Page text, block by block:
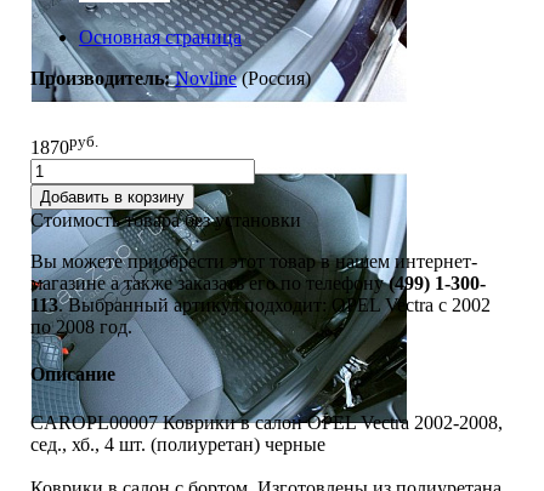
Основная страница
Производитель: Novline(Россия)
1870руб.
Добавить в корзину
Стоимость товара без установки
Вы можете приобрести этот товар в нашем интернет-
магазине а также заказать его по телефону(499) 1-300-
113. Выбранный артикул подходит: OPEL Vectra c 2002
по 2008 год.
Описание
CAROPL00007 Коврики в салон OPEL Vectra 2002-2008,
сед., хб., 4 шт. (полиуретан) черные